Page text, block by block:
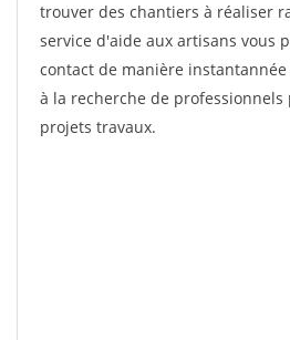
trouver des chantiers à réaliser
service d'aide aux artisans vous
contact de manière
à la recherche de
projets travaux.